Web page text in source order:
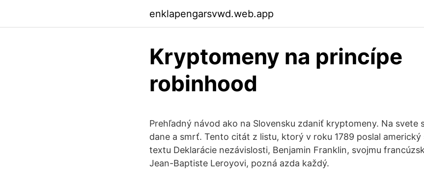
enklapengarsvwd.web.app
Kryptomeny na princípe
robinhood
Prehľadný návod ako na Slovensku zdaniť kryptomeny. Na svete
dane a smrť. Tento citát z listu, ktorý v roku 1789 poslal
textu Deklarácie nezávislosti, Benjamin Franklin, svojmu
Jean-Baptiste Leroyovi, pozná azda každý.